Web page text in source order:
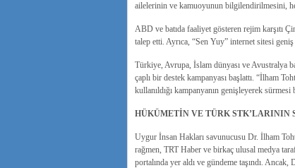
ailelerinin ve kamuoyunun bilgilendirilmesini,
ABD ve batıda faaliyet gösteren rejim karşıtı
talep etti. Ayrıca, “Sen Yuy” internet sitesi geniş
Türkiye, Avrupa, İslam dünyası ve Avustralya
çaplı bir destek kampanyası başlattı. “İlham
kullanıldığı kampanyanın genişleyerek sürmesi
HÜKÜMETİN VE TÜRK STK’LARININ
Uygur İnsan Hakları savunucusu Dr. İlham
rağmen, TRT Haber ve birkaç ulusal medya
portalında yer aldı ve gündeme taşındı. Ancak,